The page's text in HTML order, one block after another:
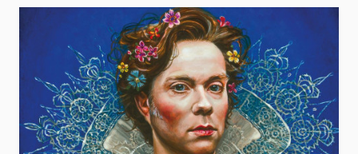
Grammophon